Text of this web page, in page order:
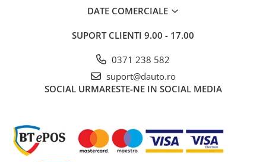
Goarne / Trompete Pneumatice
Kituri Instalare Goarne
Rampe luminoase girofar
Rezistoare CANBUS LED
camion
Veste Reflectorizante de Avertizare
DATE COMERCIALE
SUPORT CLIENTI 9.00 - 17.00
0371 238 582
suport@dauto.ro
SOCIAL URMARESTE-NE IN SOCIAL MEDIA